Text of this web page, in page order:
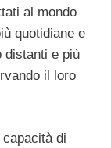
al mondo
quotidiane e
distanti e più
il loro
di